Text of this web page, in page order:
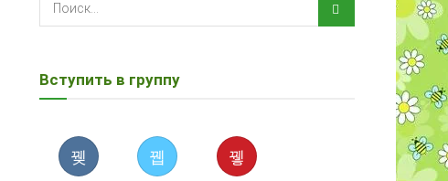
Вступить в группу